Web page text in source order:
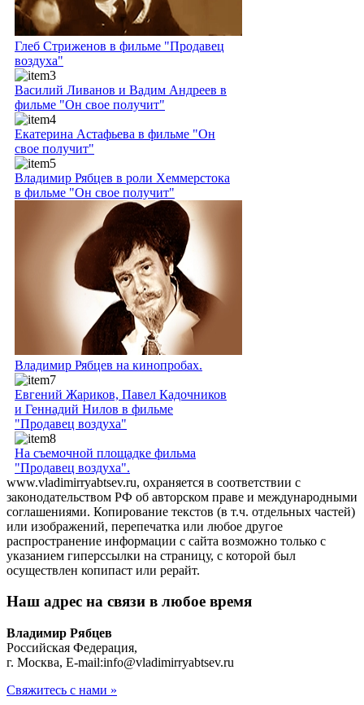
Глеб Стриженов в фильме "Продавец
воздуха"
Василий Ливанов и Вадим Андреев в
фильме "Он свое получит"
Екатерина Астафьева в фильме "Он
свое получит"
Владимир Рябцев в роли Хеммерстока
в фильме "Он свое получит"
Владимир Рябцев на кинопробах.
Евгений Жариков, Павел Кадочников
и Геннадий Нилов в фильме
"Продавец воздуха"
На съемочной площадке фильма
"Продавец воздуха".
www.vladimirryabtsev.ru, охраняется в соответствии с
законодательством РФ об авторском праве и международными
соглашениями. Копирование текстов (в т.ч. отдельных частей)
или изображений, перепечатка или любое другое
распространение информации с сайта возможно только с
указанием гиперссылки на страницу, с которой был
осуществлен копипаст или рерайт.
Наш адрес на связи в любое время
Владимир Рябцев
Российская Федерация,
г. Москва, E-mail:info@vladimirryabtsev.ru
Свяжитесь с нами »